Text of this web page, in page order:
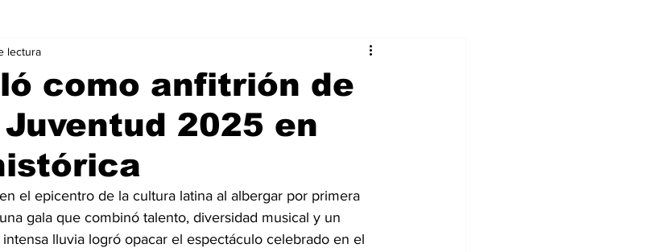
como anfitrión de
2025 en
lectura
el epicentro de la cultura latina al albergar por primera
gala que combinó talento, diversidad musical y un
lluvia logró opacar el espectáculo celebrado en el